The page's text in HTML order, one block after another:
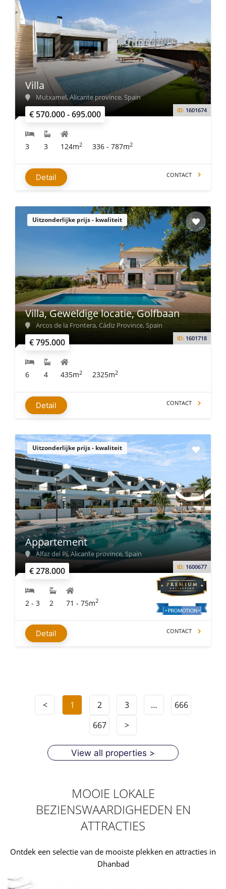
€ 570.000 - 695.000 ID: 1601674
Villa
Mutxamel, Alicante province, Spain
3 3 124m2 336 - 787m2
Detail CONTACT
Uitzonderlijke prijs - kwaliteit
€ 795.000 ID: 1601718
Villa, Geweldige locatie, Golfbaan
Arcos de la Frontera, Cádiz Province, Spain
6 4 435m2 2325m2
Detail CONTACT
Uitzonderlijke prijs - kwaliteit
€ 278.000 ID: 1600677
Appartement
Alfaz del Pí, Alicante province, Spain
2 - 3 2 71 - 75m2
Detail CONTACT
< 1 2 3 …
666
667
>
View all properties >
MOOIE LOKALE
BEZIENSWAARDIGHEDEN EN
ATTRACTIES
Ontdek een selectie van de mooiste plekken en attracties in
Dhanbad